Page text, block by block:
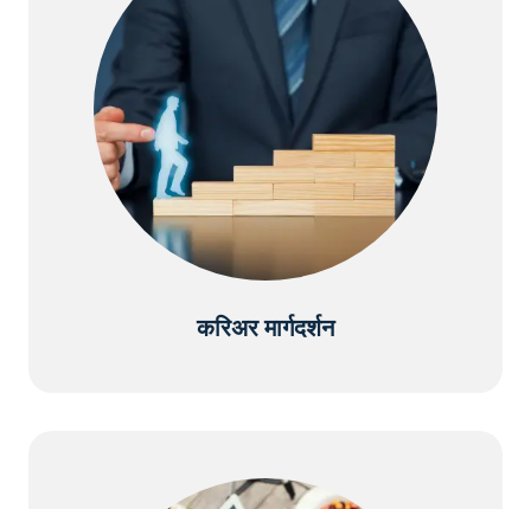
करिअर मार्गदर्शन